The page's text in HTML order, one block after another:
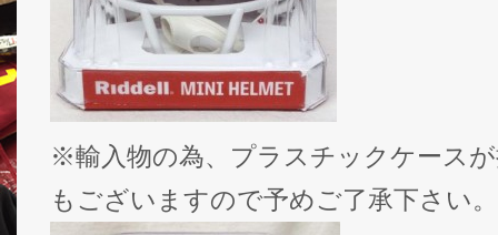
※輸入物の為、プラスチックケース
もございますので予めご了承下さい。